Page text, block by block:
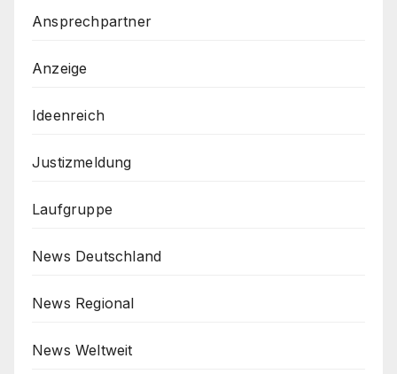
Ansprechpartner
Anzeige
Ideenreich
Justizmeldung
Laufgruppe
News Deutschland
News Regional
News Weltweit